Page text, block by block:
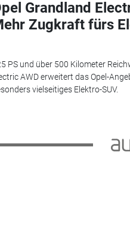
Grandland
Zugkraft fürs
PS und über 500 Kilometer
AWD erweitert das Opel-
vielseitiges Elektro-SUV.